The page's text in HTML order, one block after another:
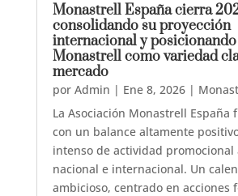
Monastrell España cierra
consolidando su proyección
internacional y
Monastrell como variedad
mercado
por Admin | Ene 8, 2026|
La Asociación Monastrell España
con un balance altamente
intenso de actividad promocional
nacional e internacional. Un
ambicioso, centrado en acciones